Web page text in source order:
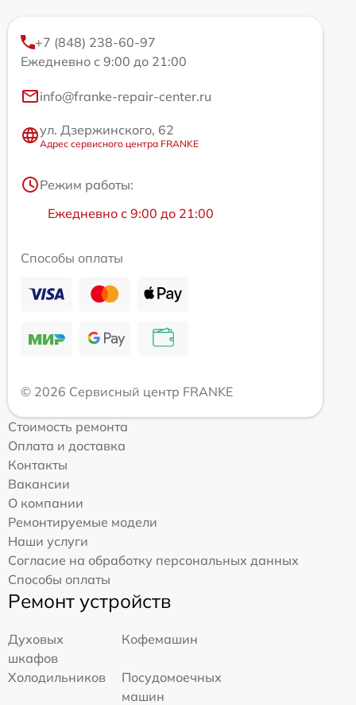
+7 (848) 238-60-97
Ежедневно с 9:00 до 21:00
info@franke-repair-center.ru
ул. Дзержинского, 62
Адрес сервисного центра FRANKE
Режим работы:
Ежедневно с 9:00 до 21:00
Способы оплаты
© 2026 Сервисный центр FRANKE
Стоимость ремонта
Оплата и доставка
Контакты
Вакансии
О компании
Ремонтируемые модели
Наши услуги
Согласие на обработку персональных данных
Способы оплаты
Ремонт устройств
Духовых
шкафов
Кофемашин
Холодильников
Посудомоечных
машин